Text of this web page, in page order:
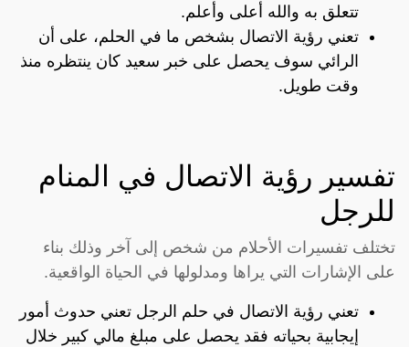
تتعلق به والله أعلى وأعلم.
تعني رؤية الاتصال بشخص ما في الحلم، على أن
الرائي سوف يحصل على خبر سعيد كان ينتظره منذ
وقت طويل.
تفسير رؤية الاتصال في المنام
للرجل
تختلف تفسيرات الأحلام من شخص إلى آخر وذلك بناء
على الإشارات التي يراها ومدلولها في الحياة الواقعية.
تعني رؤية الاتصال في حلم الرجل تعني حدوث أمور
إيجابية بحياته فقد يحصل على مبلغ مالي كبير خلال